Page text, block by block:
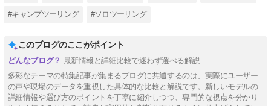
#キャンプツーリング #ソロツーリング
このブログのここがポイント
最新情報と詳細比較で迷わず選べる解説
多彩なテーマの特集記事が集まるブログに共通するのは、実際にユーザー
の声や現場のデータを重視した具体的な比較と解説です。新しいモデルの
詳細情報や選び方のポイントを丁寧に紹介しつつ、専門的な視点を分かり